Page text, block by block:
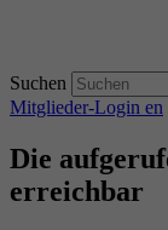
Suchen
Mitglieder-Login en
Die
erreichbar